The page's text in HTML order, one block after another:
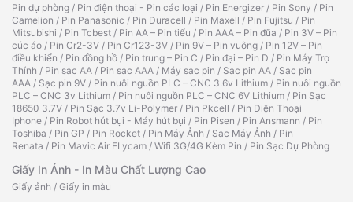
Pin dự phòng / Pin điện thoại - Pin các loại / Pin Energizer / Pin Sony / Pin
Camelion / Pin Panasonic / Pin Duracell / Pin Maxell / Pin Fujitsu / Pin
Mitsubishi / Pin Tcbest / Pin AA – Pin tiểu / Pin AAA – Pin đũa / Pin 3V – Pin
cúc áo / Pin Cr2-3V / Pin Cr123-3V / Pin 9V – Pin vuông / Pin 12V – Pin
điều khiển / Pin đồng hồ / Pin trung – Pin C / Pin đại – Pin D / Pin Máy Trợ
Thính / Pin sạc AA / Pin sạc AAA / Máy sạc pin / Sạc pin AA / Sạc pin
AAA / Sạc pin 9V / Pin nuôi nguồn PLC – CNC 3.6v Lithium / Pin nuôi nguồn
PLC – CNC 3v Lithium / Pin nuôi nguồn PLC – CNC 6V Lithium / Pin Sạc
18650 3.7V / Pin Sạc 3.7v Li-Polymer / Pin Pkcell / Pin Điện Thoại
Iphone / Pin Robot hút bụi - Máy hút bụi / Pin Pisen / Pin Ansmann / Pin
Toshiba / Pin GP / Pin Rocket / Pin Máy Ảnh / Sạc Máy Ảnh / Pin
Renata / Pin Mavic Air FLycam / Wifi 3G/4G Kèm Pin / Pin Sạc Dự Phòng
Giấy In Ảnh - In Màu Chất Lượng Cao
Giấy ảnh / Giấy in màu